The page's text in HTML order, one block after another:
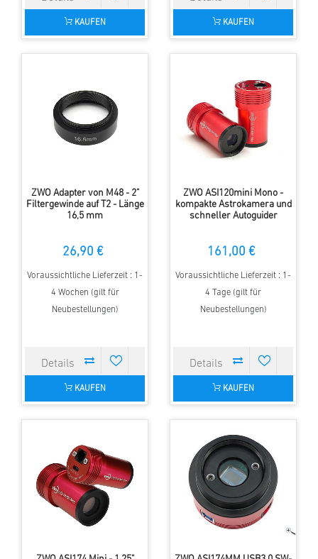
KAUFEN KAUFEN
ZWO Adapter von M48 - 2"
Filtergewinde auf T2 - Länge
16,5 mm
26,90 €
Voraussichtliche Lieferzeit : 1-
4 Wochen (gilt für
Neubestellungen)
KAUFEN
ZWO ASI120mini Mono -
kompakte Astrokamera und
schneller Autoguider
161,00 €
Voraussichtliche Lieferzeit : 1-
4 Tage (gilt für
Neubestellungen)
KAUFEN